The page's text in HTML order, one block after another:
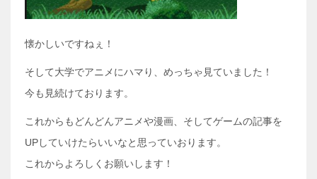
懐かしいですねぇ！
そして大学でアニメにハマり、めっちゃ見ていました！
今も見続けております。
これからもどんどんアニメや漫画、そしてゲームの記事を
UPしていけたらいいなと思っていおります。
これからよろしくお願いします！